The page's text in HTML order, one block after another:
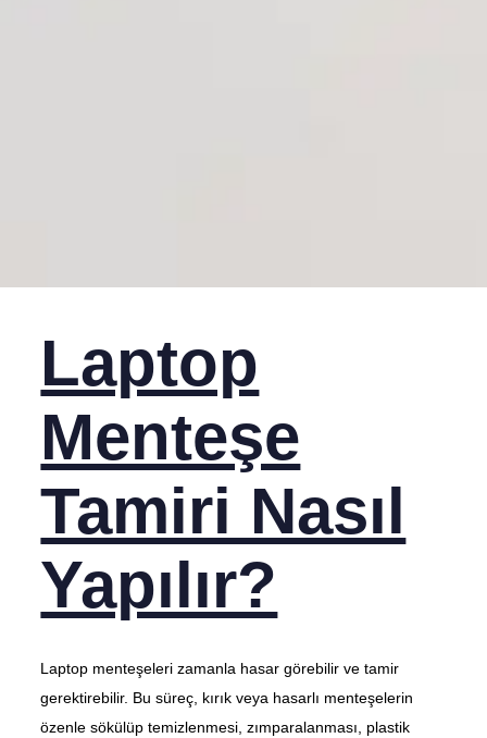
Laptop
Menteşe
Tamiri Nasıl
Yapılır?
Laptop menteşeleri zamanla hasar görebilir ve tamir
gerektirebilir. Bu süreç, kırık veya hasarlı menteşelerin
özenle sökülüp temizlenmesi, zımparalanması, plastik